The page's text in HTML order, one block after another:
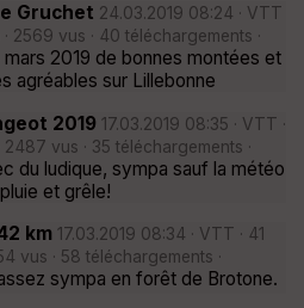
Gruchet 24.03.2019 08:24 · VTT
· 2569 vus · 40 téléchargements ·
2019 de bonnes montées et
agréables sur Lillebonne
2019 17.03.2019 08:35 · VTT ·
2487 vus · 35 téléchargements ·
du ludique, sympa sauf la météo
et grêle!
km 17.03.2019 08:34 · VTT · 41
vus · 58 téléchargements ·
sympa en forêt de Brotone.